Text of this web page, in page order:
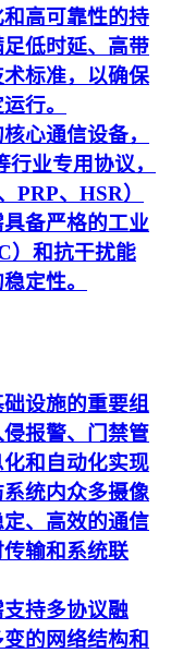
高可靠性的持
低时延、高带
标准，以确保
行。
心通信设备，
业专用协议，
PRP、HSR）
备严格的工业
）和抗干扰能
定性。
设施的重要组
报警、门禁管
和自动化实现
统内众多摄像
、高效的通信
输和系统联
持多协议融
的网络结构和